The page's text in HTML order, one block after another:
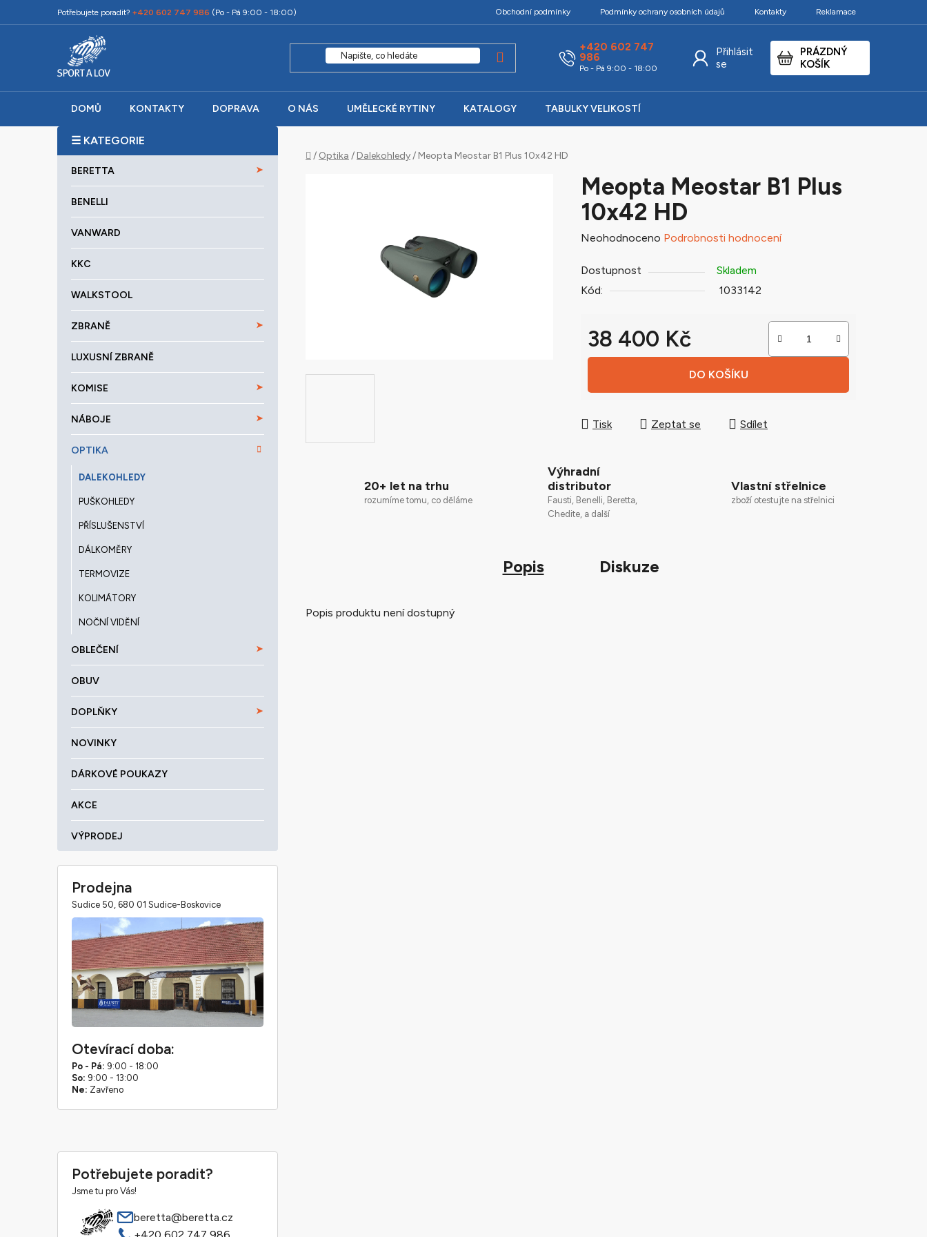
na
Potřebujete poradit? +420 602 747 986 (Po - Pá 9:00 - 18:00) Obchodní podmínky Podmínky ochrany osobních údajů Kontakty Reklamace
+420 602 747
986
Po - Pá 9:00 - 18:00
Přihlásit
se
NÁKUPNÍ
KOŠÍK
PRÁZDNÝ
KOŠÍK
DOMŮ KONTAKTY DOPRAVA O NÁS UMĚLECKÉ RYTINY KATALOGY TABULKY VELIKOSTÍ
P
o
kategorie
BERETTA
BENELLI
VANWARD
KKC
WALKSTOOL
ZBRANĚ
LUXUSNÍ ZBRANĚ
KOMISE
NÁBOJE
OPTIKA
DALEKOHLEDY
PUŠKOHLEDY
PŘÍSLUŠENSTVÍ
DÁLKOMĚRY
TERMOVIZE
KOLIMÁTORY
NOČNÍ VIDĚNÍ
OBLEČENÍ
OBUV
DOPLŇKY
NOVINKY
DÁRKOVÉ POUKAZY
AKCE
VÝPRODEJ
Prodejna
Sudice 50, 680 01 Sudice-Boskovice
Otevírací doba:
Po - Pá: 9:00 - 18:00
So: 9:00 - 13:00
Ne: Zavřeno
Potřebujete poradit?
Jsme tu pro Vás!
beretta@beretta.cz
Domů
/ Optika / Dalekohledy/ Meopta Meostar B1 Plus 10x42 HD
Meopta Meostar B1 Plus
10x42 HD
Průměrné
produktu
je
Neohodnoceno Podrobnosti hodnocení
Dostupnost
Skladem
Kód:
1033142
38 400 Kč
Měrná cena:
DO KOŠÍKU
Tisk Zeptat se Sdílet
20+ let na trhu
rozumíme tomu, co děláme
Výhradní
distributor
Fausti, Benelli, Beretta,
Chedite, a další
Vlastní střelnice
zboží otestujte na střelnici
Popis Diskuze
Popis produktu není dostupný